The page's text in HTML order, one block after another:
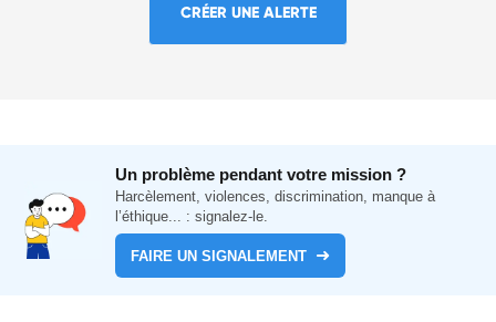
CRÉER UNE ALERTE
Un problème pendant votre mission ?
Harcèlement, violences, discrimination, manque à
l’éthique... : signalez-le.
FAIRE UN SIGNALEMENT